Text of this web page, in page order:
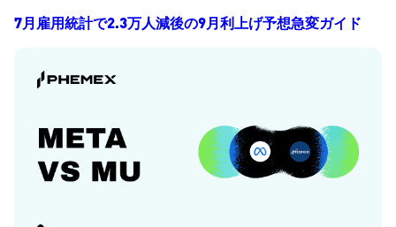
7月雇用統計で2.3万人減後の9月利上げ予想急変ガイド